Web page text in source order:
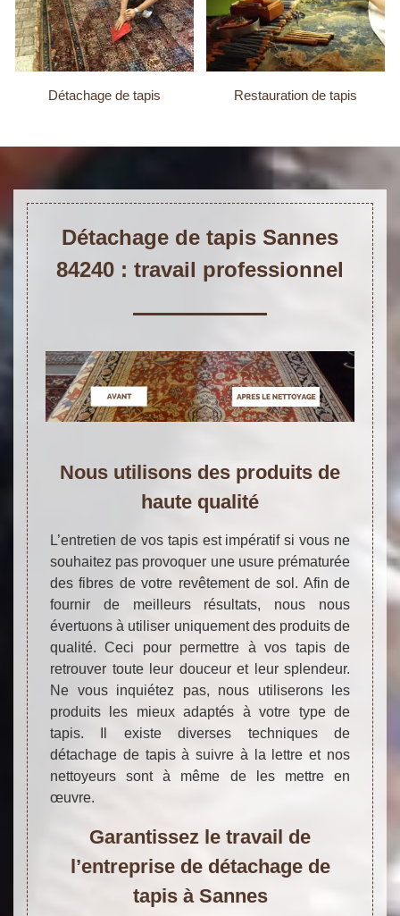
Détachage de tapis Restauration de tapis
Détachage de tapis Sannes
84240 : travail professionnel
Nous utilisons des produits de
haute qualité
L’entretien de vos tapis est impératif si vous ne
souhaitez pas provoquer une usure prématurée
des fibres de votre revêtement de sol. Afin de
fournir de meilleurs résultats, nous nous
évertuons à utiliser uniquement des produits de
qualité. Ceci pour permettre à vos tapis de
retrouver toute leur douceur et leur splendeur.
Ne vous inquiétez pas, nous utiliserons les
produits les mieux adaptés à votre type de
tapis. Il existe diverses techniques de
détachage de tapis à suivre à la lettre et nos
nettoyeurs sont à même de les mettre en
œuvre.
Garantissez le travail de
l’entreprise de détachage de
tapis à Sannes